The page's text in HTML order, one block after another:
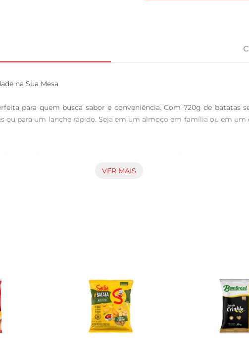
na Sua Mesa
para quem busca sabor e conveniência. Com 720g de batatas
ou para um lanche rápido. Seja em um almoço em família ou em
a frescura e o sabor, permitindo que você desfrutede um
e sabor em sua mesa, tornando cada refeição mais especial
VER MAIS